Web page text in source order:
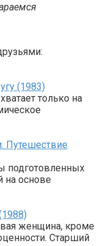
(1983)
только на
Путешествие
подготовленных
на основе
женщина, кроме
Старший